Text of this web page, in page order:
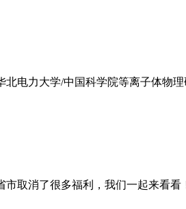
电力大学/中国科学院等离子体物
取消了很多福利，我们一起来看看